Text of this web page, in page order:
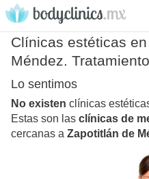
Clínicas estéticas
Méndez.
Lo sentimos
No existen clínicas
Estas son las clínicas de
cercanas a Zapotitlán de